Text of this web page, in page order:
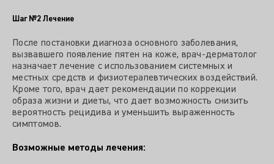
Шаг №2 Лечение
После постановки диагноза основного заболевания,
вызвавшего появление пятен на коже, врач-дерматолог
назначает лечение с использованием системных и
местных средств и физиотерапевтических воздействий.
Кроме того, врач дает рекомендации по коррекции
образа жизни и диеты, что дает возможность снизить
вероятность рецидива и уменьшить выраженность
симптомов.
Возможные методы лечения: